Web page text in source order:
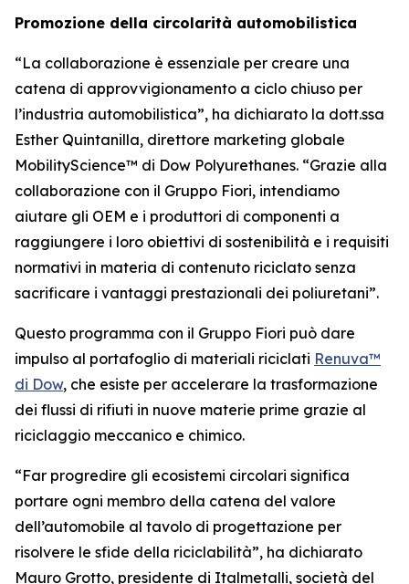
Promozione della circolarità automobilistica
“La collaborazione è essenziale per creare una
catena di approvvigionamento a ciclo chiuso per
l’industria automobilistica”, ha dichiarato la dott.ssa
Esther Quintanilla, direttore marketing globale
MobilityScience™ di Dow Polyurethanes. “Grazie alla
collaborazione con il Gruppo Fiori, intendiamo
aiutare gli OEM e i produttori di componenti a
raggiungere i loro obiettivi di sostenibilità e i requisiti
normativi in materia di contenuto riciclato senza
sacrificare i vantaggi prestazionali dei poliuretani”.
Questo programma con il Gruppo Fiori può dare
impulso al portafoglio di materiali riciclati Renuva™
di Dow, che esiste per accelerare la trasformazione
dei flussi di rifiuti in nuove materie prime grazie al
riciclaggio meccanico e chimico.
“Far progredire gli ecosistemi circolari significa
portare ogni membro della catena del valore
dell’automobile al tavolo di progettazione per
risolvere le sfide della riciclabilità”, ha dichiarato
Mauro Grotto, presidente di Italmetalli, società del